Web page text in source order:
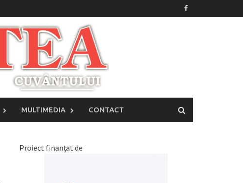
MULTIMEDIA CONTACT
Proiect finanțat de